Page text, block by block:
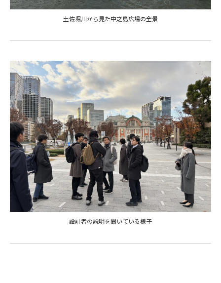
土佐堀川から見た中之島広場の全景
設計者の説明を聞いている様子